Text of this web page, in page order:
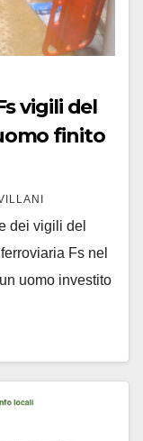
vigili del
finito
dei vigili del
Fs nel
uomo investito